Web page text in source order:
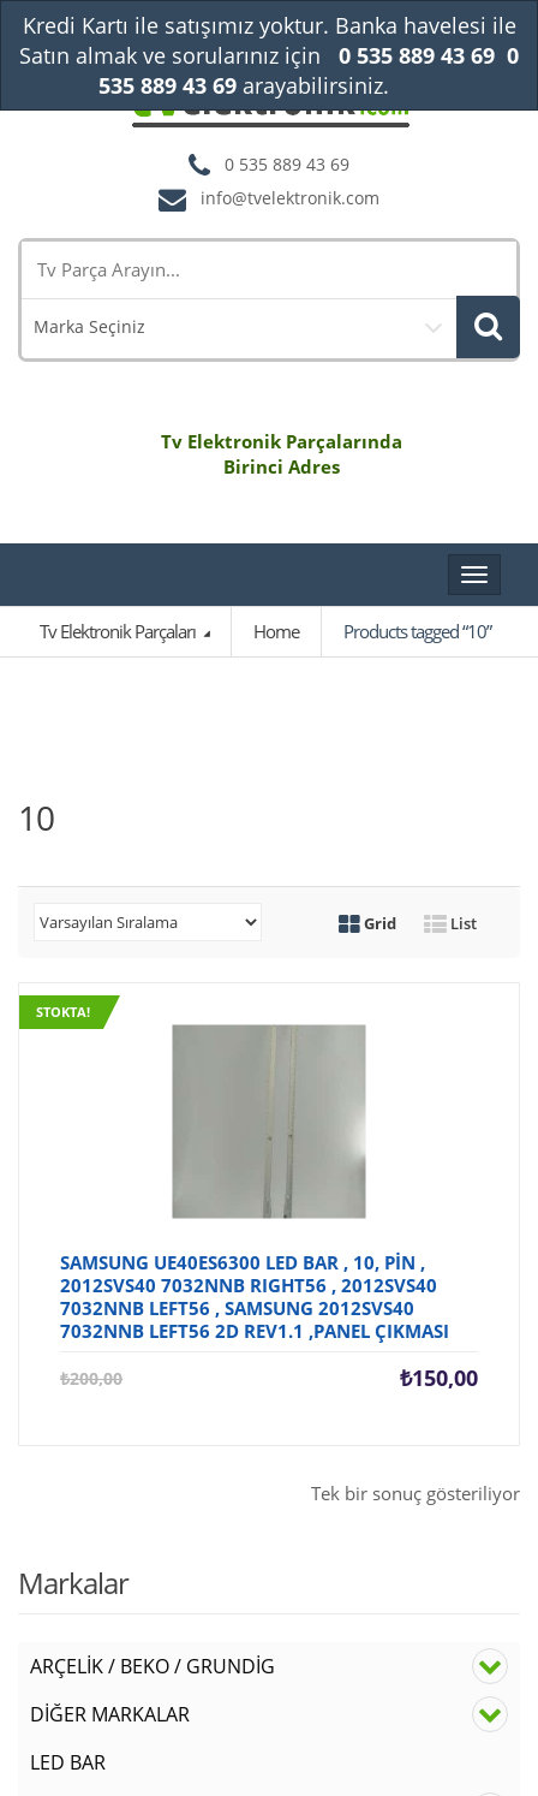
0 535 889 43 69
info@tvelektronik.com
Marka Seçiniz
Tv Elektronik Parçalarında
Birinci Adres
Toggle
Tv Elektronik Parçaları
Home Products tagged “10”
10
Grid List
STOKTA!
SAMSUNG UE40ES6300 LED BAR , 10, PİN ,
2012SVS40 7032NNB RIGHT56 , 2012SVS40
7032NNB LEFT56 , SAMSUNG 2012SVS40
7032NNB LEFT56 2D REV1.1 ,PANEL ÇIKMASI
₺200,00 ₺150,00
Şu
Tek bir sonuç gösteriliyor
Markalar
ARÇELİK / BEKO / GRUNDİG
DİĞER MARKALAR
LED BAR
Kredi Kartı ile satışımız yoktur. Banka havelesi ile
Satın almak ve sorularınız için
0 535 889 43 69 0
535 889 43 69arayabilirsiniz.